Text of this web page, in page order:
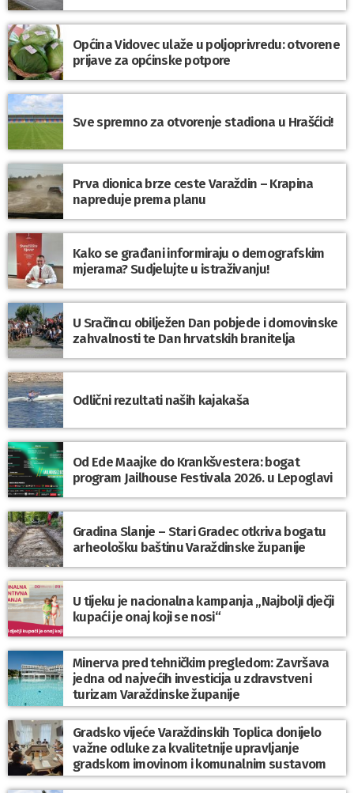
Općina Vidovec ulaže u poljoprivredu: otvorene
prijave za općinske potpore
Sve spremno za otvorenje stadiona u Hrašćici!
Prva dionica brze ceste Varaždin – Krapina
napreduje prema planu
Kako se građani informiraju o demografskim
mjerama? Sudjelujte u istraživanju!
U Sračincu obilježen Dan pobjede i domovinske
zahvalnosti te Dan hrvatskih branitelja
Odlični rezultati naših kajakaša
Od Ede Maajke do Krankšvestera: bogat
program Jailhouse Festivala 2026. u Lepoglavi
Gradina Slanje – Stari Gradec otkriva bogatu
arheološku baštinu Varaždinske županije
U tijeku je nacionalna kampanja „Najbolji dječji
kupaći je onaj koji se nosi“
Minerva pred tehničkim pregledom: Završava
jedna od najvećih investicija u zdravstveni
turizam Varaždinske županije
Gradsko vijeće Varaždinskih Toplica donijelo
važne odluke za kvalitetnije upravljanje
gradskom imovinom i komunalnim sustavom